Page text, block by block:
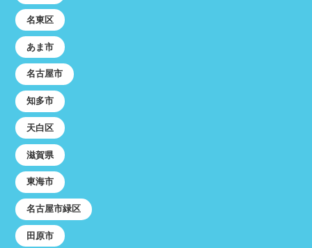
名東区
あま市
名古屋市
知多市
天白区
滋賀県
東海市
名古屋市緑区
田原市